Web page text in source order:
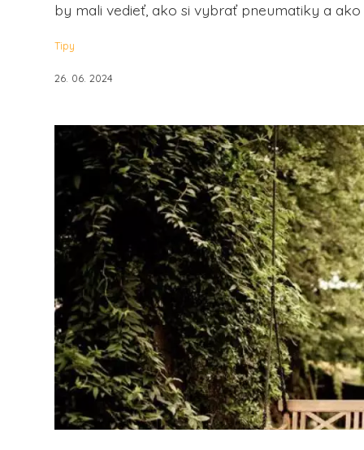
by mali vedieť, ako si vybrať pneumatiky a
Tipy
26. 06. 2024